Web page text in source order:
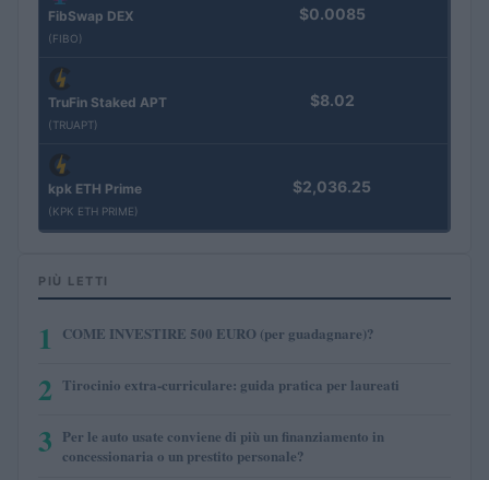
FibSwap DEX
(FIBO)
$0.0085
TruFin Staked APT
(TRUAPT)
$8.02
kpk ETH Prime
(KPK ETH PRIME)
$2,036.25
PIÙ LETTI
1 COME INVESTIRE 500 EURO (per guadagnare)?
2 Tirocinio extra-curriculare: guida pratica per laureati
3 Per le auto usate conviene di più un finanziamento in
concessionaria o un prestito personale?